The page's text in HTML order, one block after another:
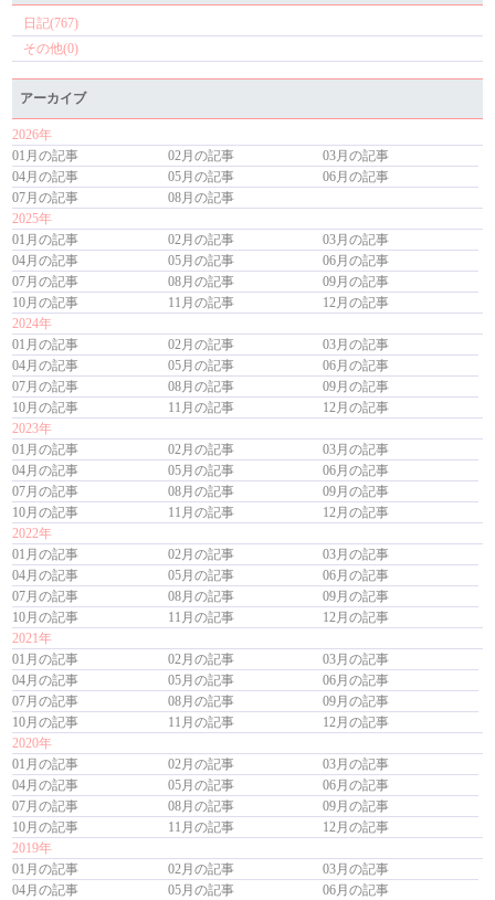
日記(767)
その他(0)
アーカイブ
2026年
01月の記事
02月の記事
03月の記事
04月の記事
05月の記事
06月の記事
07月の記事
08月の記事
2025年
01月の記事
02月の記事
03月の記事
04月の記事
05月の記事
06月の記事
07月の記事
08月の記事
09月の記事
10月の記事
11月の記事
12月の記事
2024年
01月の記事
02月の記事
03月の記事
04月の記事
05月の記事
06月の記事
07月の記事
08月の記事
09月の記事
10月の記事
11月の記事
12月の記事
2023年
01月の記事
02月の記事
03月の記事
04月の記事
05月の記事
06月の記事
07月の記事
08月の記事
09月の記事
10月の記事
11月の記事
12月の記事
2022年
01月の記事
02月の記事
03月の記事
04月の記事
05月の記事
06月の記事
07月の記事
08月の記事
09月の記事
10月の記事
11月の記事
12月の記事
2021年
01月の記事
02月の記事
03月の記事
04月の記事
05月の記事
06月の記事
07月の記事
08月の記事
09月の記事
10月の記事
11月の記事
12月の記事
2020年
01月の記事
02月の記事
03月の記事
04月の記事
05月の記事
06月の記事
07月の記事
08月の記事
09月の記事
10月の記事
11月の記事
12月の記事
2019年
01月の記事
02月の記事
03月の記事
04月の記事
05月の記事
06月の記事